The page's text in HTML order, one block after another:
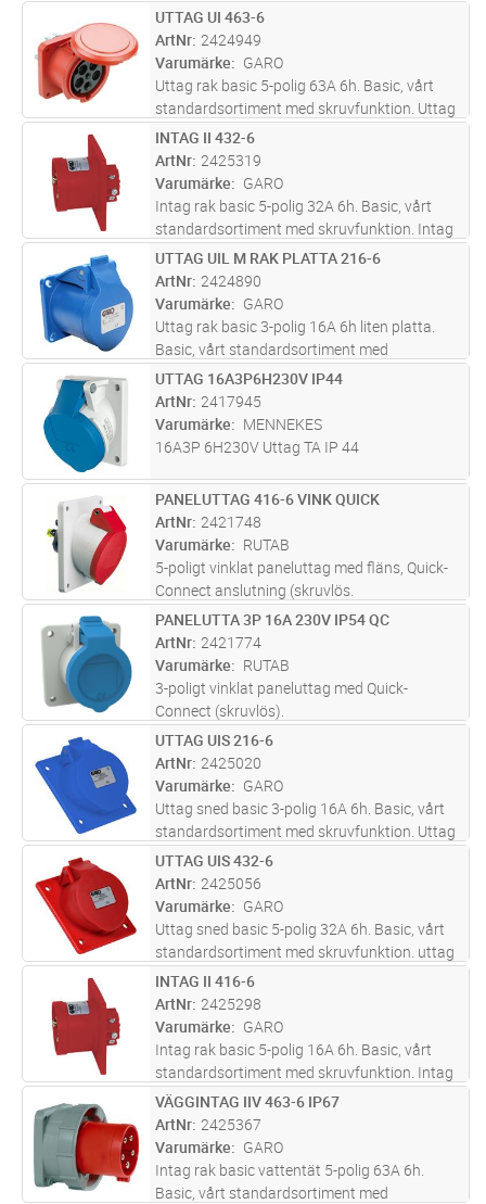
ST Lägg i kundvagn
UTTAG UI 463-6
ArtNr 2424949
Varumärke
GARO
Uttag rak basic 5-polig 63A 6h. Basic, vårt
standardsortiment med skruvfunktion. Uttag
63A för infällt montage med rak fästplatta.
Levereras inklusive packning.
ST Lägg i kundvagn
INTAG II 432-6
ArtNr 2425319
Varumärke
GARO
Intag rak basic 5-polig 32A 6h. Basic, vårt
standardsortiment med skruvfunktion. Intag
32A för infällt montage med rak fästplatta.
Alla uttag levereras med packning.
ST Lägg i kundvagn
UTTAG UIL M RAK PLATTA 216-6
ArtNr 2424890
Varumärke
GARO
Uttag rak basic 3-polig 16A 6h liten platta.
Basic, vårt standardsortiment med
skruvfunktion. Uttag 16A för infällt montage
med rak liten fästplatta.
ST Lägg i kundvagn
UTTAG 16A3P6H230V IP44
ArtNr 2417945
Varumärke
MENNEKES
16A3P 6H230V Uttag TA IP 44
ST Lägg i kundvagn
PANELUTTAG 416-6 VINK QUICK
ArtNr 2421748
Varumärke
RUTAB
5-poligt vinklat paneluttag med fläns, Quick-
Connect anslutning (skruvlös.
ST Lägg i kundvagn
PANELUTTA 3P 16A 230V IP54 QC
ArtNr 2421774
Varumärke
RUTAB
3-poligt vinklat paneluttag med Quick-
Connect (skruvlös).
ST Lägg i kundvagn
UTTAG UIS 216-6
ArtNr 2425020
Varumärke
GARO
Uttag sned basic 3-polig 16A 6h. Basic, vårt
standardsortiment med skruvfunktion. Uttag
16A för infällt montage med sned fästplatta.
Levereras inklusive packning.
ST Lägg i kundvagn
UTTAG UIS 432-6
ArtNr 2425056
Varumärke
GARO
Uttag sned basic 5-polig 32A 6h. Basic, vårt
standardsortiment med skruvfunktion. uttag
32A för infällt montage med rak liten
fästplatta. Levereras inklusive packning.
ST Lägg i kundvagn
INTAG II 416-6
ArtNr 2425298
Varumärke
GARO
Intag rak basic 5-polig 16A 6h. Basic, vårt
standardsortiment med skruvfunktion. Intag
16A för infällt montage med rak fästplatta.
Levereras inklusive packning.
ST Lägg i kundvagn
VÄGGINTAG IIV 463-6 IP67
ArtNr 2425367
Varumärke
GARO
Intag rak basic vattentät 5-polig 63A 6h.
Basic, vårt standardsortiment med